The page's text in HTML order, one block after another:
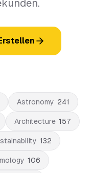
Astronomy 241
Architecture 157
132
106